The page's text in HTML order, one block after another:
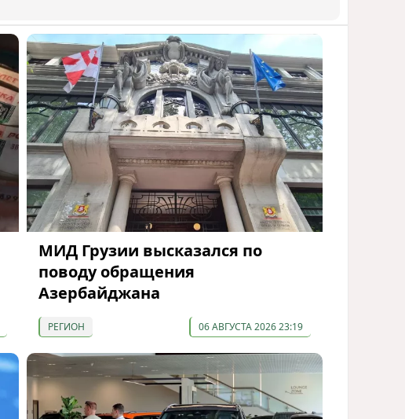
10
Инфантино, Буратино,
Чиполлино...
ТАКАЯ ВОТ КАРТИНА, НЕВЕСЕЛАЯ. КАК
ДЛЯ ДЕЙСТВУЮЩИХ ЛИЦ, ТАК И ДЛЯ
ЗРИТЕЛЕЙ
1103 05 Августа 2026 10:15
МИД Грузии высказался по
поводу обращения
Азербайджана
РЕГИОН 06 АВГУСТА 2026 23:19